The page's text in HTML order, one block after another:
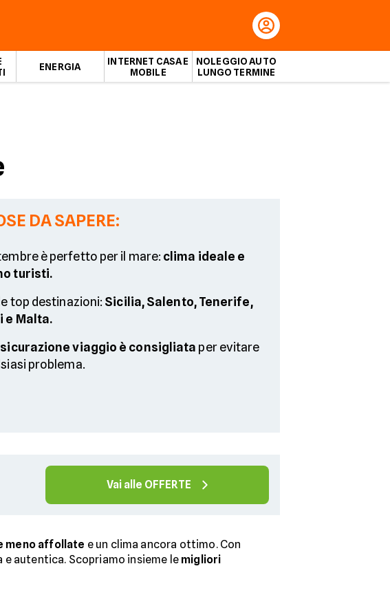
ENERGIA
INTERNET CASA E
MOBILE
NOLEGGIO AUTO
LUNGO TERMINE
DA SAPERE:
è perfetto per il mare: clima ideale e
turisti.
top destinazioni: Sicilia, Salento, Tenerife,
e Malta.
viaggio è consigliata per evitare
problema.
Vai alle OFFERTE
meno affollate e un clima ancora ottimo. Con
autentica. Scopriamo insieme le migliori